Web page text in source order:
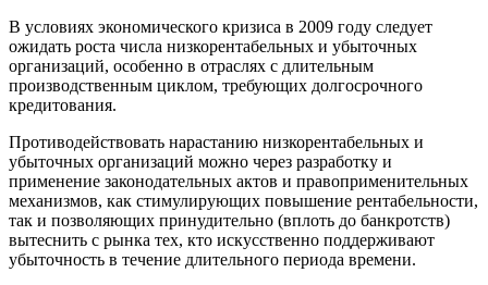
В условиях экономического кризиса в 2009 году следует
ожидать роста числа низкорентабельных и убыточных
организаций, особенно в отраслях с длительным
производственным циклом, требующих долгосрочного
кредитования.
Противодействовать нарастанию низкорентабельных и
убыточных организаций можно через разработку и
применение законодательных актов и правоприменительных
механизмов, как стимулирующих повышение рентабельности,
так и позволяющих принудительно (вплоть до банкротств)
вытеснить с рынка тех, кто искусственно поддерживают
убыточность в течение длительного периода времени.